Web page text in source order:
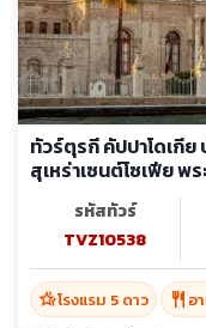
ทัวร์ตุรกี คัปปาโดเกี
สุเหร่าเซนต์โซเฟีย พ
รหัสทัวร์
TVZ10538
hotel_classโรงแรม 5 ดาว restaurant อ